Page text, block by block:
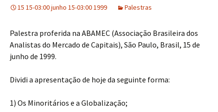
15 15-03:00 junho 15-03:00 1999 Palestras
Palestra proferida na ABAMEC (Associação Brasileira dos
Analistas do Mercado de Capitais), São Paulo, Brasil, 15 de
junho de 1999.
Dividi a apresentação de hoje da seguinte forma:
1) Os Minoritários e a Globalização;